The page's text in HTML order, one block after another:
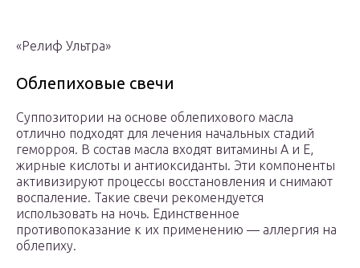
«Релиф Ультра»
Облепиховые свечи
Суппозитории на основе облепихового масла
отлично подходят для лечения начальных стадий
геморроя. В состав масла входят витамины А и Е,
жирные кислоты и антиоксиданты. Эти компоненты
активизируют процессы восстановления и снимают
воспаление. Такие свечи рекомендуется
использовать на ночь. Единственное
противопоказание к их применению — аллергия на
облепиху.